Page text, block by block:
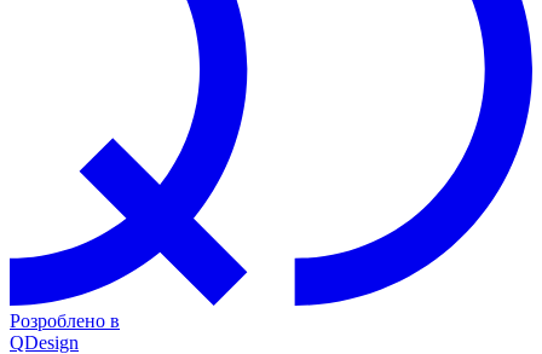
Розроблено в
QDesign